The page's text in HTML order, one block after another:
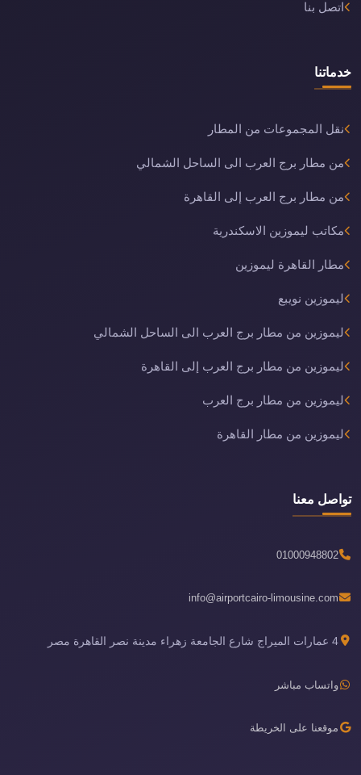
اتصل بنا
خدماتنا
نقل المجموعات من المطار
من مطار برج العرب الى الساحل الشمالي
من مطار برج العرب إلى القاهرة
مكاتب ليموزين الاسكندرية
مطار القاهرة ليموزين
ليموزين نويبع
ليموزين من مطار برج العرب الى الساحل الشمالي
ليموزين من مطار برج العرب إلى القاهرة
ليموزين من مطار برج العرب
ليموزين من مطار القاهرة
تواصل معنا
01000948802
info@airportcairo-limousine.com
4 عمارات الميراج شارع الجامعة زهراء مدينة نصر القاهرة مصر
واتساب مباشر
موقعنا على الخريطة